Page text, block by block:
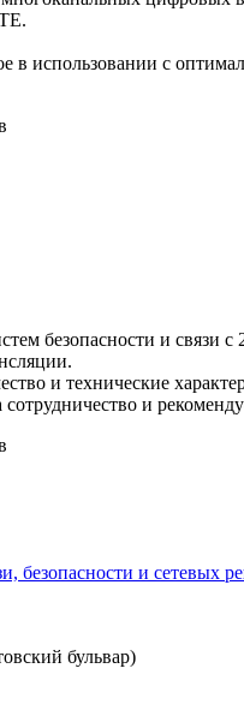
использовании с
безопасности и связи
и технические
сотрудничество и
бульвар)